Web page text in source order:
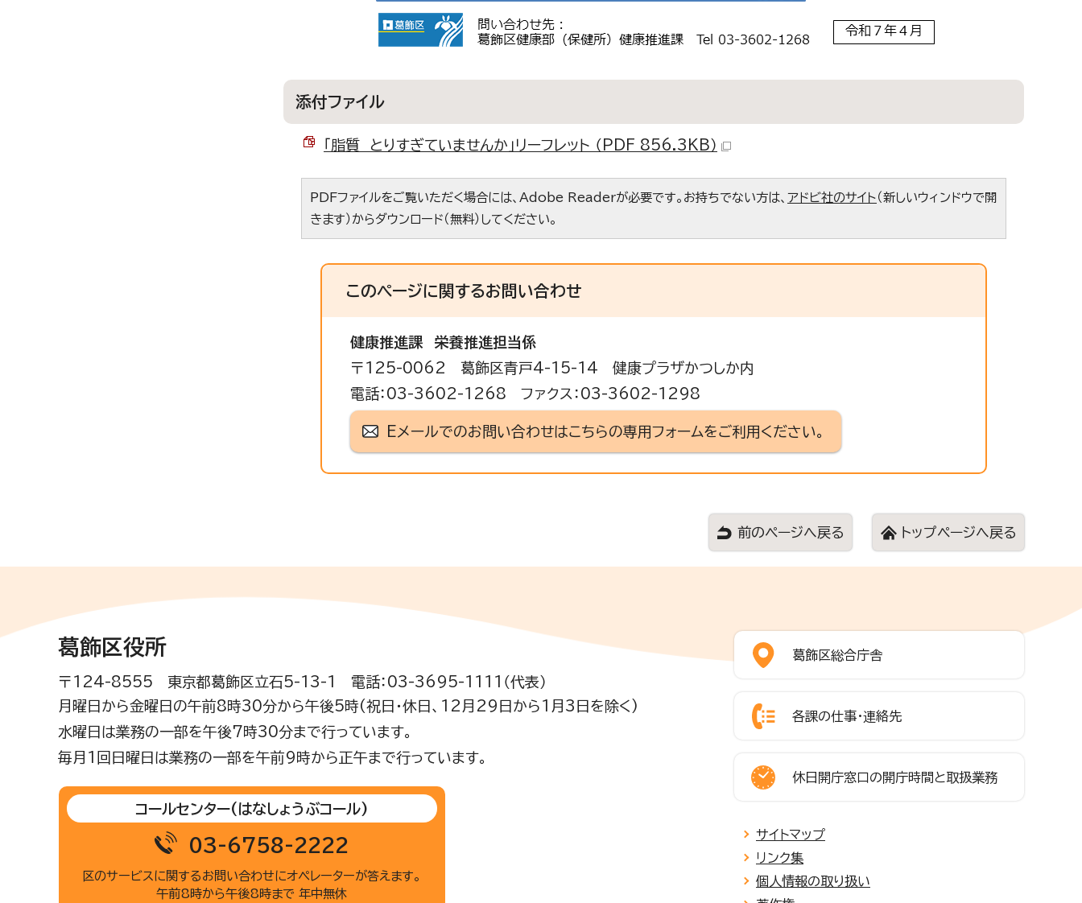
添付ファイル
「脂質 とりすぎていませんか」リーフレット （PDF 856.3KB）
PDFファイルをご覧いただく場合には、Adobe Readerが必要です。お持ちでない方は、 アドビ社のサイト（新しいウィンドウで開
きます）からダウンロード（無料）してください。
このページに関するお問い合わせ
健康推進課
栄養推進担当係
〒125-0062 葛飾区青戸4-15-14 健康プラザかつしか内
電話：03-3602-1268 ファクス：03-3602-1298
Eメールでのお問い合わせはこちらの専用フォームをご利用ください。
前のページへ戻る トップページへ戻る
葛飾区役所
〒124-8555 東京都葛飾区立石5-13-1 電話：03-3695-1111（代表）
月曜日から金曜日の午前8時30分から午後5時(祝日・休日、12月29日から1月3日を除く)
水曜日は業務の一部を午後7時30分まで行っています。
毎月1回日曜日は業務の一部を午前9時から正午まで行っています。
コールセンター(はなしょうぶコール)
03-6758-2222
区のサービスに関するお問い合わせにオペレーターが答えます。
午前8時から午後8時まで 年中無休
葛飾区総合庁舎
各課の仕事・連絡先
休日開庁窓口の開庁時間と取扱業務
サイトマップ
リンク集
個人情報の取り扱い